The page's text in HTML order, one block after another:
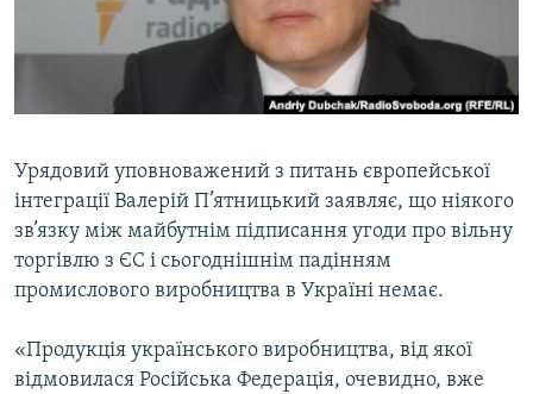
ВІДЕОУРОКИ «ELIFBE»
СВІДЧЕННЯ ОКУПАЦІЇ
УКРАЇНСЬКА ПРОБЛЕМА КРИМУ
Усі сайти RFE/RL
Урядовий уповноважений з питань європейської
інтеграції Валерій П’ятницький заявляє, що ніякого
зв’язку між майбутнім підписання угоди про вільну
торгівлю з ЄС і сьогоднішнім падінням
промислового виробництва в Україні немає.
«Продукція українського виробництва, від якої
відмовилася Російська Федерація, очевидно, вже